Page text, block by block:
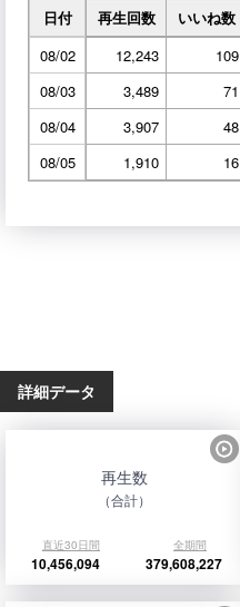
日付
再生回数 いいね数
08/02
12,243 109
08/03
3,489 71
08/04
3,907 48
08/05
1,910 16
詳細データ
再生数
（合計）
直近30日間 全期間
10,456,094 379,608,227